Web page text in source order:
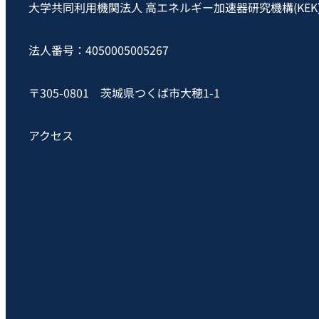
大学共同利用機関法人 高エネルギー加速器研究機構
法人番号：4050005005267
〒305-0801 茨城県つくば市大穂1-1
アクセス